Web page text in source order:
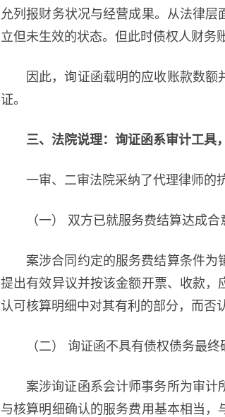
允列报财务状况与经营成果。从法律
立但未生效的状态。但此时债权人财务
因此，询证函载明的应收账款数
证。
三、法院说理：询证函系审计工具
一审、二审法院采纳了代理律师的
（一） 双方已就服务费结算达成
案涉合同约定的服务费结算条件
提出有效异议并按该金额开票、收款
认可核算明细中对其有利的部分，而否
（二） 询证函不具有债权债务最
案涉询证函系会计师事务所为审
与核算明细确认的服务费用基本相当